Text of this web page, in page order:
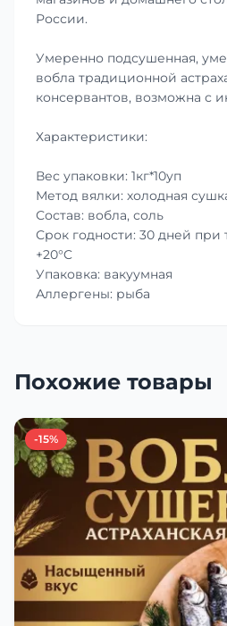
России.
Умеренно подсушенная,
вобла традиционной
консервантов, возможна с
Характеристики:
Вес упаковки: 1кг*10уп
Метод вялки: холодная
Состав: вобла, соль
Срок годности: 30 дней при
+20°C
Упаковка: вакуумная
Аллергены: рыба
Похожие товары
-15%